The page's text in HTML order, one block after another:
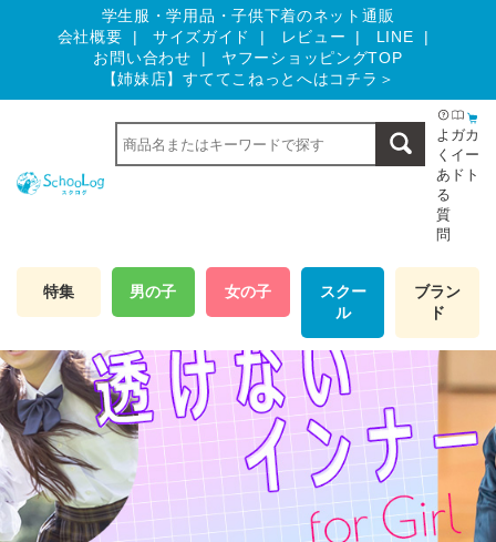
学生服・学用品・子供下着のネット通販
会社概要
サイズガイド レビュー
LINE
お問い合わせ
ヤフーショッピングTOP
【姉妹店】すててこねっとへはコチラ＞
よ
く
あ
る
質
問
ガ
イ
ド
カ
ー
ト
特集 男の子 女の子
スクー
ル
ブラン
ド